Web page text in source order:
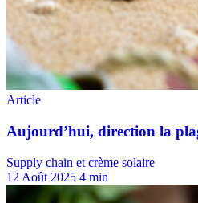
Supply chain et crème solaire
12 Août 2025 4 min